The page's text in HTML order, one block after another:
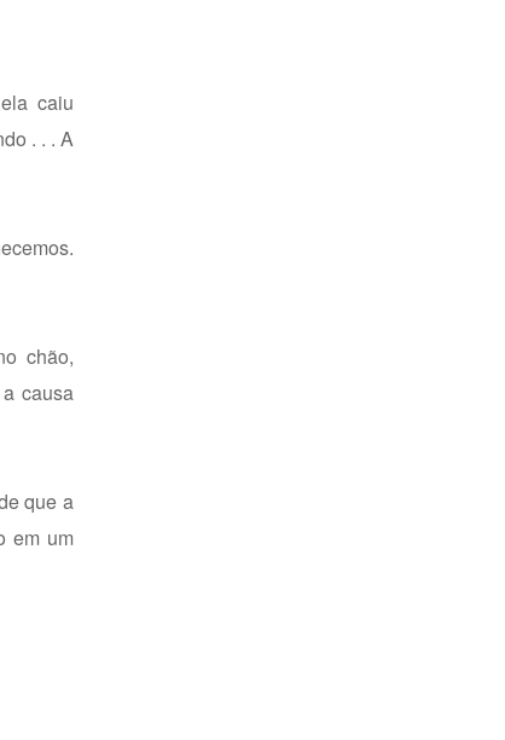
caiu
. . . A
chão,
causa
que a
em um